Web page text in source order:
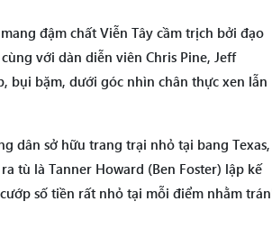
đậm chất Viễn Tây cầm trịch bởi đạo
với dàn diễn viên Chris Pine, Jeff
bụi bặm, dưới góc nhìn chân thực xen lẫn
dân sở hữu trang trại nhỏ tại bang Texas,
tù là Tanner Howard (Ben Foster) lập kế
số tiền rất nhỏ tại mỗi điểm nhằm